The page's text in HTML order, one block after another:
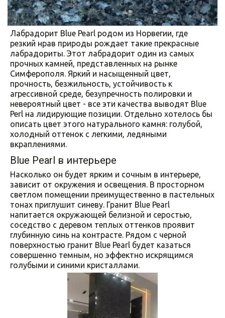
Лабрадорит Blue Pearl родом из Норвегии, где
резкий нрав природы рождает такие прекрасные
лабрадориты. Этот лабрадорит один из самых
прочных камней, представленных на рынке
Симферополя. Яркий и насыщенный цвет,
прочность, безжильность, устойчивость к
агрессивной среде, безупречность полировки и
невероятный цвет - все эти качества выводят Blue
Perl на лидирующие позиции. Отдельно хотелось бы
описать цвет этого натурального камня: голубой,
холодный оттенок с легкими, ледяными
вкраплениями.
Blue Pearl в интерьере
Насколько он будет ярким и сочным в интерьере,
зависит от окружения и освещения. В просторном
светлом помещении преимущественно в пастельных
тонах приглушит синеву. Гранит Blue Pearl
напитается окружающей белизной и серостью,
соседство с деревом теплых оттенков проявит
глубинную синь на контрасте. Рядом с черной
поверхностью гранит Blue Pearl будет казаться
совершенно темным, но эффектно искрящимся
голубыми и синими кристаллами.